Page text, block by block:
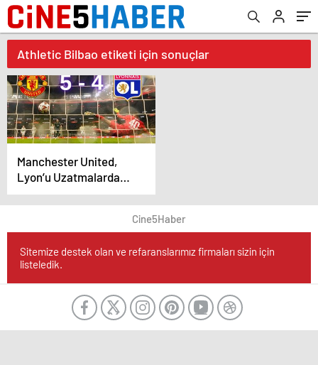
Athletic Bilbao etiketi için sonuçlar
Manchester United,
Lyon’u Uzatmalarda
Devirerek Yarı Finale
Yükseldi
Cine5Haber
Sitemize destek olan ve refaranslarımız firmaları sizin için
listeledik.